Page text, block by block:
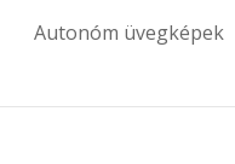
Autonóm üvegképek